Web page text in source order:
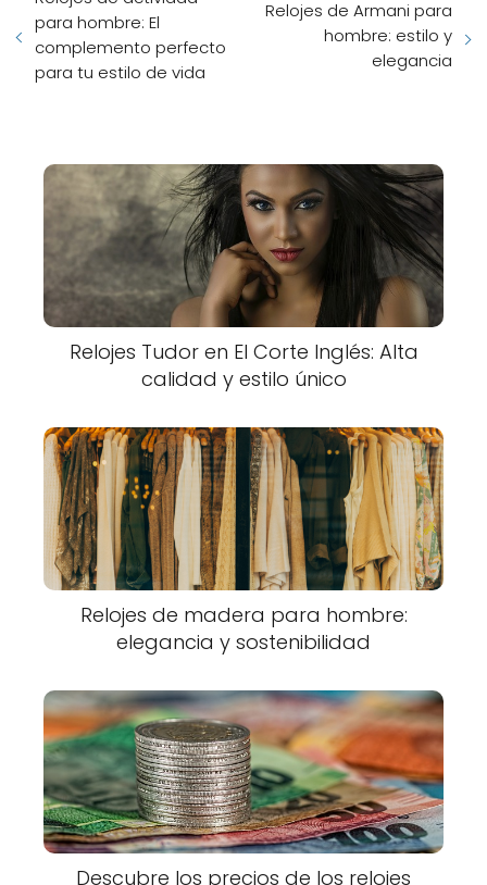
para hombre: El
complemento perfecto
para tu estilo de vida
Relojes de Armani para
hombre: estilo y
elegancia
Relojes Tudor en El Corte Inglés: Alta
calidad y estilo único
Relojes de madera para hombre:
elegancia y sostenibilidad
Descubre los precios de los relojes